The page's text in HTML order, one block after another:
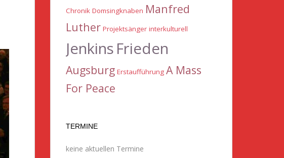
Chronik Domsingknaben Manfred
Luther Projektsänger interkulturell
Jenkins Frieden
Augsburg Erstaufführung A Mass
For Peace
TERMINE
keine aktuellen Termine